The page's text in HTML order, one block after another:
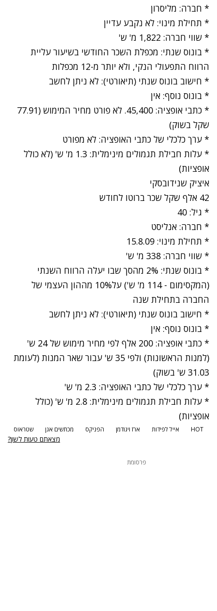
* חברה: מליסרון
* תחילת מינוי: לא נקבע עדיין
* שווי חברה: 1,822 מ' ש'
* בונוס שנתי: מכפלת השכר החודשי בשיעור עליית
הרווח התפעולי הנקי, ולא יותר מ-12 מכפלות
* חישוב בונוס שנתי (תיאורטי): לא ניתן לחשב
* בונוס נוסף: אין
* כתבי אופציה: 45,400. לא פורט מחיר המימוש (77.91
שקל בשוק)
* ערך כלכלי של כתבי האופציה: לא מפורט
* עלות חבילת תגמולים מינימלית: 1.3 מ' ש' (לא כולל
אופציות)
איציק שנידובסקי
42 אלף שקל שכר ברוטו לחודש
* גיל: 40
* חברה: אנליסט
* תחילת מינוי: 15.8.09
* שווי חברה: 338 מ' ש'
* בונוס שנתי: 2% מהסך שבו יעלה הרווח השנתי
(המקסימום - 114 מ' ש') על10% מההון העצמי של
החברה בתחילת שנה
* חישוב בונוס שנתי (תיאורטי): לא ניתן לחשב
* בונוס נוסף: אין
* כתבי אופציה: 200 אלף לפי מחיר מימוש של 24 ש'
(למנות הראשונות) ולפי 35 ש' עבור שאר המנות (לעומת
31.03 ש' בשוק)
* ערך כלכלי של כתבי האופציה: 2.3 מ' ש'
* עלות חבילת תגמולים מינימלית: 2.8 מ' ש' (כולל
אופציות)
HOT אייל לפידות ארז ויגודמן הפניקס מכתשים אגן שטראוס
מצאתם טעות לשון?
פרסומת